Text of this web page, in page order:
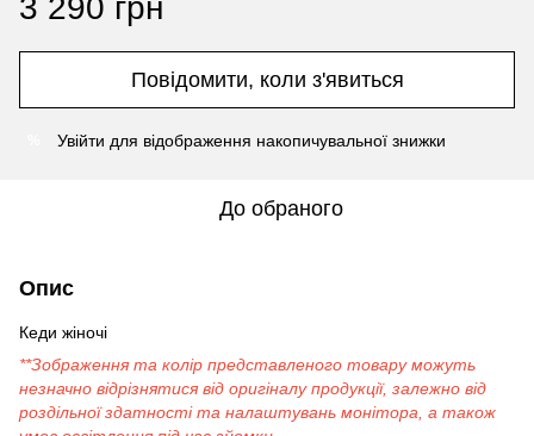
3 290 грн
Повідомити, коли з'явиться
Увійти для відображення накопичувальної знижки
До обраного
Опис
Кеди жіночі
**Зображення та колір представленого товару можуть
незначно відрізнятися від оригіналу продукції, залежно від
роздільної здатності та налаштувань монітора, а також